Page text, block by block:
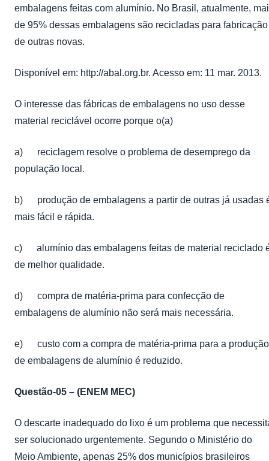
embalagens feitas com alumínio. No Brasil, atualmente,
de 95% dessas embalagens são recicladas para fabricação
de outras novas.
Disponível em: http://abal.org.br. Acesso em: 11 mar. 2013.
O interesse das fábricas de embalagens no uso desse
material reciclável ocorre porque o(a)
a) reciclagem resolve o problema de desemprego da
população local.
b) produção de embalagens a partir de outras já usadas
mais fácil e rápida.
c) alumínio das embalagens feitas de material reciclado
de melhor qualidade.
d) compra de matéria-prima para confecção de
embalagens de alumínio não será mais necessária.
e) custo com a compra de matéria-prima para a produção
de embalagens de alumínio é reduzido.
Questão-05 – (ENEM MEC)
O descarte inadequado do lixo é um problema que
ser solucionado urgentemente. Segundo o Ministério do
Meio Ambiente, apenas 25% dos municípios brasileiros